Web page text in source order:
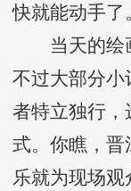
快就能动手了
当天的绘画
不过大部分小
者特立独行，
式。你瞧，晋
乐就为现场